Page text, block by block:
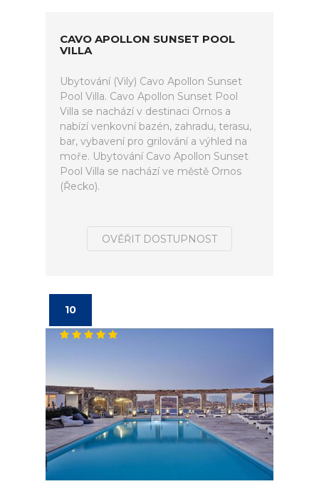
CAVO APOLLON SUNSET POOL
VILLA
Ubytování (Vily) Cavo Apollon Sunset
Pool Villa. Cavo Apollon Sunset Pool
Villa se nachází v destinaci Ornos a
nabízí venkovní bazén, zahradu, terasu,
bar, vybavení pro grilování a výhled na
moře. Ubytování Cavo Apollon Sunset
Pool Villa se nachází ve městě Ornos
(Řecko).
OVĚŘIT DOSTUPNOST
10